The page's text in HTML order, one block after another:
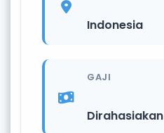
Indonesia
GAJI
Dirahasiakan